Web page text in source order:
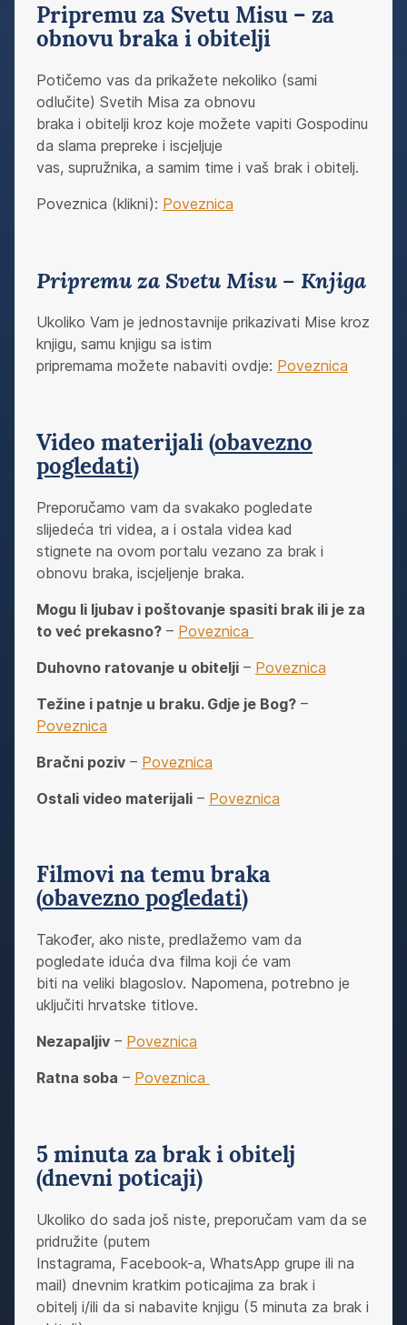
Pripremu za Svetu Misu – za
obnovu braka i obitelji
Potičemo vas da prikažete nekoliko (sami
odlučite) Svetih Misa za obnovu
braka i obitelji kroz koje možete vapiti Gospodinu
da slama prepreke i iscjeljuje
vas, supružnika, a samim time i vaš brak i obitelj.
Poveznica (klikni): Poveznica
Pripremu za Svetu Misu – Knjiga
Ukoliko Vam je jednostavnije prikazivati Mise kroz
knjigu, samu knjigu sa istim
pripremama možete nabaviti ovdje: Poveznica
Video materijali (obavezno
pogledati)
Preporučamo vam da svakako pogledate
slijedeća tri videa, a i ostala videa kad
stignete na ovom portalu vezano za brak i
obnovu braka, iscjeljenje braka.
Mogu li ljubav i poštovanje spasiti brak ili je za
to već prekasno? – Poveznica
Duhovno ratovanje u obitelji – Poveznica
Težine i patnje u braku. Gdje je Bog? –
Poveznica
Bračni poziv – Poveznica
Ostali video materijali – Poveznica
Filmovi na temu braka
(obavezno pogledati)
Također, ako niste, predlažemo vam da
pogledate iduća dva filma koji će vam
biti na veliki blagoslov. Napomena, potrebno je
uključiti hrvatske titlove.
Nezapaljiv – Poveznica
Ratna soba – Poveznica
5 minuta za brak i obitelj
(dnevni poticaji)
Ukoliko do sada još niste, preporučam vam da se
pridružite (putem
Instagrama, Facebook-a, WhatsApp grupe ili na
mail) dnevnim kratkim poticajima za brak i
obitelj i/ili da si nabavite knjigu (5 minuta za brak i